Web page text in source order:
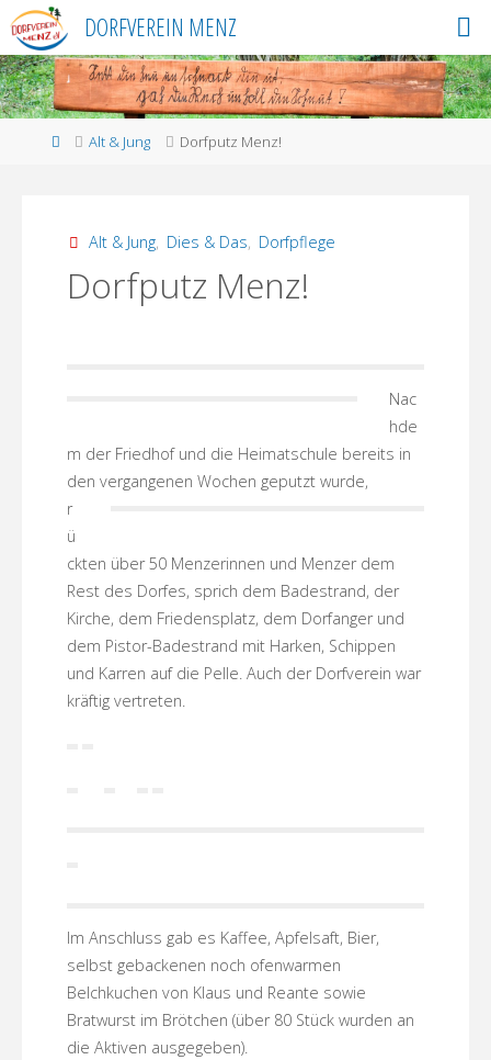
Skip
to
content
DORFVEREIN MENZ
HomeAlt & Jung Dorfputz Menz!
Alt & Jung, Dies & Das, Dorfpflege
Dorfputz Menz!
Nac
hde
m der Friedhof und die Heimatschule bereits in
den vergangenen Wochen geputzt wurde,
r
ü
ckten über 50 Menzerinnen und Menzer dem
Rest des Dorfes, sprich dem Badestrand, der
Kirche, dem Friedensplatz, dem Dorfanger und
dem Pistor-Badestrand mit Harken, Schippen
und Karren auf die Pelle. Auch der Dorfverein war
kräftig vertreten.
Im Anschluss gab es Kaffee, Apfelsaft, Bier,
selbst gebackenen noch ofenwarmen
Belchkuchen von Klaus und Reante sowie
Bratwurst im Brötchen (über 80 Stück wurden an
die Aktiven ausgegeben).